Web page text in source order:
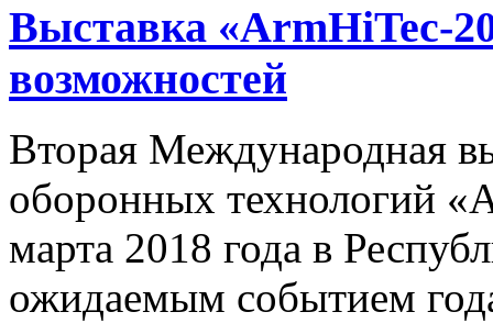
Выставка «ArmHiTec-
возможностей
Вторая Международная
оборонных технологий
марта 2018 года в
ожидаемым событием